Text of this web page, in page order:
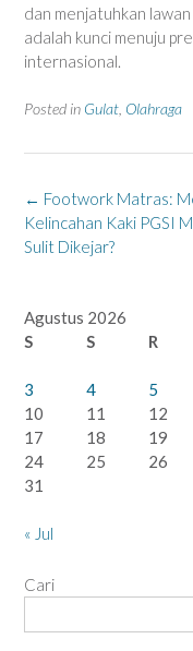
dan menjatuhkan
adalah kunci menuju
internasional.
Posted in Gulat Olahraga
Post
navigation
← Footwork Matras:
Kelincahan Kaki PGSI
Sulit Dikejar?
Agustus 2026
S
S R
3
4 5
10
11 12
17
18 19
24
25 26
31
« Jul
Cari